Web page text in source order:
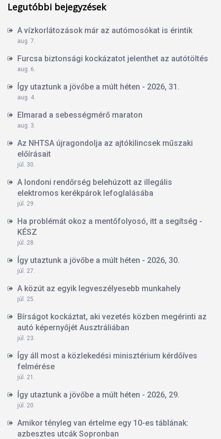
Legutóbbi bejegyzések
A vízkorlátozások már az autómosókat is érintik
aug. 7.
Furcsa biztonsági kockázatot jelenthet az autótöltés
aug. 6.
Így utaztunk a jövőbe a múlt héten - 2026, 31.
aug. 4.
Elmarad a sebességmérő maraton
aug. 3.
Az NHTSA újragondolja az ajtókilincsek műszaki
előírásait
júl. 30.
A londoni rendőrség belehúzott az illegális
elektromos kerékpárok lefoglalásába
júl. 29.
Ha problémát okoz a mentőfolyosó, itt a segítség -
KÉSZ
júl. 28.
Így utaztunk a jövőbe a múlt héten - 2026, 30.
júl. 27.
A közút az egyik legveszélyesebb munkahely
júl. 25.
Bírságot kockáztat, aki vezetés közben megérinti az
autó képernyőjét Ausztráliában
júl. 23.
Így áll most a közlekedési minisztérium kérdőíves
felmérése
júl. 21.
Így utaztunk a jövőbe a múlt héten - 2026, 29.
júl. 20.
Amikor tényleg van értelme egy 10-es táblának:
azbesztes utcák Sopronban